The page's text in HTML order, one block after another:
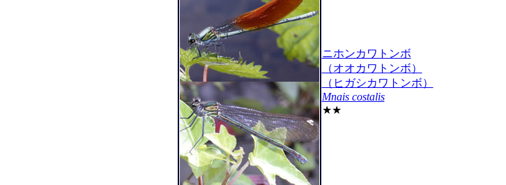
ニホンカワトンボ
（オオカワトンボ）
（ヒガシカワトンボ）
Mnais costalis
★★